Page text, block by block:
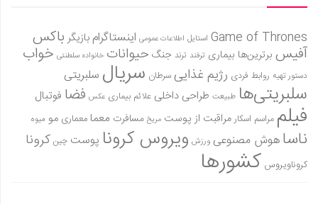
Game of Thrones استایل اطلاعات عمومی اینستاگرام بازیگر باکس
آفیس برترین‌ها بیماری ترفند ترند جنگ حیوانات خانواده سلطنتی خواب
دستور تهیه روابط فردی رژیم غذاییسرطان سریال سلبریتی
سلبریتی‌ها طبیعت طراحی داخلی علائم بیماری عکس فضا فوتبال
فیلم مراسم اسکارمراقبت از پوست مریخ مسافرت معمامعماری مو میوه
ناساهوش مصنوعی ورزش ویروس کرونا پوست چین کرونا
کروناویروس کشورها